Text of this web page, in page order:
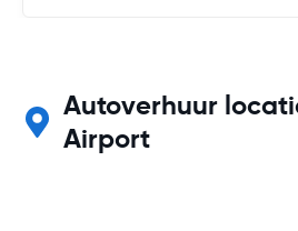
Autoverhuur
Airport